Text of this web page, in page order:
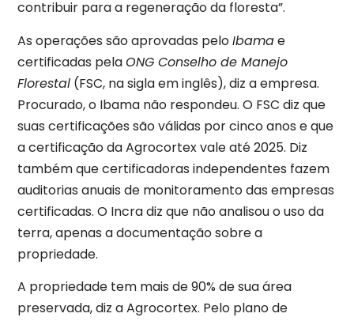
contribuir para a regeneração da floresta”.
As operações são aprovadas peloIbamae
certificadas pelaONG Conselho de Manejo
Florestal (FSC, na sigla em inglês), diz a empresa.
Procurado, o Ibama não respondeu. O FSC diz que
suas certificações são válidas por cinco anos e que
a certificação da Agrocortex vale até 2025. Diz
também que certificadoras independentes fazem
auditorias anuais de monitoramento das empresas
certificadas. O Incra diz que não analisou o uso da
terra, apenas a documentação sobre a
propriedade.
A propriedade tem mais de 90% de sua área
preservada, diz a Agrocortex. Pelo plano de